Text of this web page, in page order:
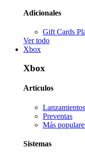
Adicionales
Gift Cards
Ver todo
Xbox
Xbox
Artículos
Lanzamientos
Preventas
Más
Sistemas